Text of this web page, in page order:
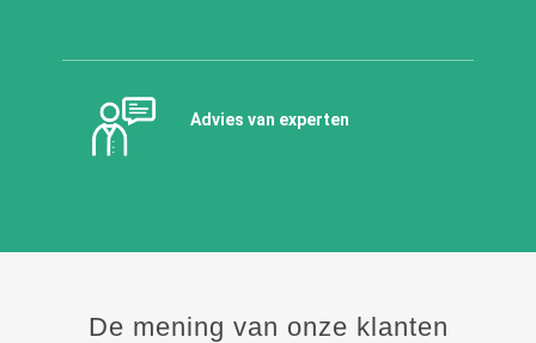
Advies van experten
De mening van onze klanten